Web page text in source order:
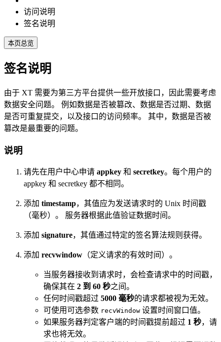
访问说明
签名说明
本页总览
签名说明
由于 XT 需要为第三方平台提供一些开放接口，因此需要考虑
数据安全问题。 例如数据是否被篡改、数据是否过期、数据
是否可重复提交，以及接口的访问频率。 其中，数据是否被
篡改是最重要的问题。
说明
请先在用户中心申请 appkey 和 secretkey。每个用户的
appkey 和 secretkey 都不相同。
添加 timestamp，其值应为发送请求时的 Unix 时间戳
（毫秒）。 服务器根据此值验证数据时间。
添加 signature，其值通过特定的签名算法规则获得。
添加 recvwindow （定义请求的有效时间）。
当服务器接收到请求时，会检查请求中的时间戳，
确保其在 2 到 60 秒之间。
任何时间戳超过 5000 毫秒的请求都被视为无效。
可使用可选参数 recvWindow 设置时间窗口值。
如果服务器判定客户端的时间戳提前超过 1 秒，请
求也将无效。